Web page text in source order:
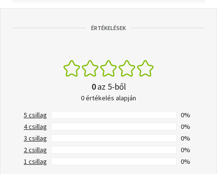
ÉRTÉKELÉSEK
0az 5-ből
0 értékelés alapján
5 csillag
0%
4 csillag
0%
3 csillag
0%
2 csillag
0%
1 csillag
0%